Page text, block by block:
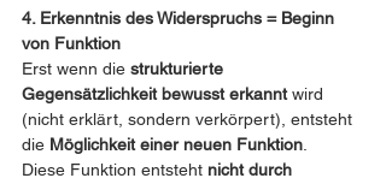
4. Erkenntnis des Widerspruchs = Beginn
von Funktion
Erst wenn die strukturierte
Gegensätzlichkeit bewusst erkannt wird
(nicht erklärt, sondern verkörpert), entsteht
die Möglichkeit einer neuen Funktion
Diese Funktion entsteht nicht durch